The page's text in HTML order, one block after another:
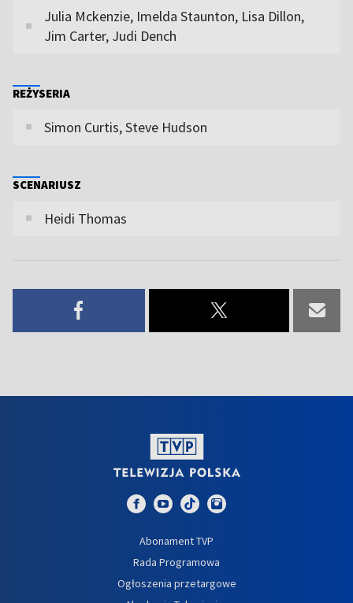
Julia Mckenzie, Imelda Staunton, Lisa Dillon,
Jim Carter, Judi Dench
REŻYSERIA
Simon Curtis, Steve Hudson
SCENARIUSZ
Heidi Thomas
Abonament TVP
Rada Programowa
Ogłoszenia przetargowe